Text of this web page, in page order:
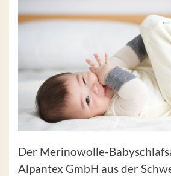
Der Merinowolle-
Alpantex GmbH aus der